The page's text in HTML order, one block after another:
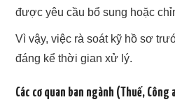
được yêu cầu bổ sung hoặc
Vì vậy, việc rà soát kỹ hồ sơ
đáng kể thời gian xử lý.
Các cơ quan ban ngành (Thuế, Công